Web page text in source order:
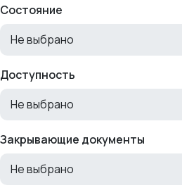
Состояние
Не выбрано
Доступность
Не выбрано
Закрывающие документы
Не выбрано